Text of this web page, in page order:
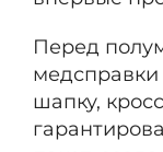
Перед
медсправки
шапку,